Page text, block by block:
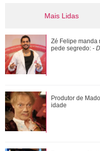
Mais Lidas
Pyong Lee e
ensaio na neve:
Ele cresceu!
Ivete Sangalo e
Zé Felipe manda
pede segredo: -
Produtor de
idade